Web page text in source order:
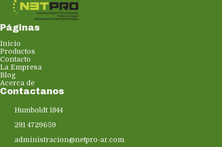
Páginas
Inicio
Productos
Contacto
La Empresa
Blog
Acerca de
Contactanos
Humboldt 1844
291 4729659
administracion@netpro-ar.com